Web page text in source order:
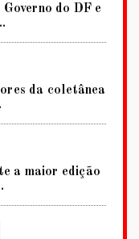
do DF e
da coletânea
a maior edição